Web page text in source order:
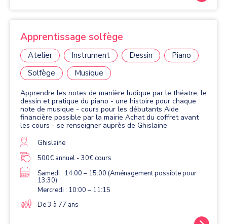
Apprentissage solfège
Atelier Instrument Dessin
Piano
Solfège
Musique
Apprendre les notes de manière ludique par le théatre, le
dessin et pratique du piano - une histoire pour chaque
note de musique - cours pour les débutants Aide
financière possible par la mairie Achat du coffret avant
les cours - se renseigner auprès de Ghislaine
Ghislaine
500€ annuel - 30€ cours
Samedi : 14:00 – 15:00 (Aménagement possible pour
13:30)
Mercredi : 10:00 – 11:15
De 3 à 77 ans